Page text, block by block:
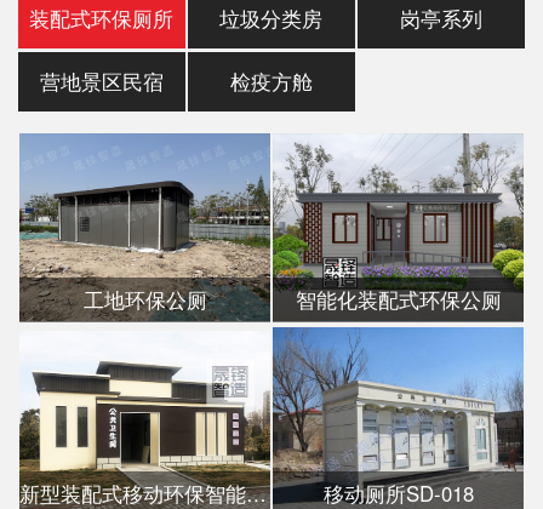
装配式环保厕所 垃圾分类房 岗亭系列
营地景区民宿 检疫方舱
工地环保公厕 智能化装配式环保公厕
新型装配式移动环保智能公厕 移动厕所SD-018